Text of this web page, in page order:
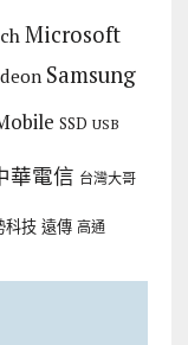
Microsoft
Samsung
SSD USB
華電信 台灣大哥
科技 遠傳 高通